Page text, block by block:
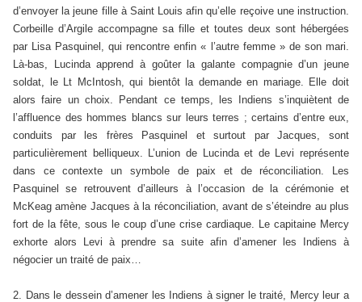
d’envoyer la jeune fille à Saint Louis afin qu’elle reçoive une instruction.
Corbeille d’Argile accompagne sa fille et toutes deux sont hébergées
par Lisa Pasquinel, qui rencontre enfin « l’autre femme » de son mari.
Là-bas, Lucinda apprend à goûter la galante compagnie d’un jeune
soldat, le Lt McIntosh, qui bientôt la demande en mariage. Elle doit
alors faire un choix. Pendant ce temps, les Indiens s’inquiètent de
l’affluence des hommes blancs sur leurs terres ; certains d’entre eux,
conduits par les frères Pasquinel et surtout par Jacques, sont
particulièrement belliqueux. L’union de Lucinda et de Levi représente
dans ce contexte un symbole de paix et de réconciliation. Les
Pasquinel se retrouvent d’ailleurs à l’occasion de la cérémonie et
McKeag amène Jacques à la réconciliation, avant de s’éteindre au plus
fort de la fête, sous le coup d’une crise cardiaque. Le capitaine Mercy
exhorte alors Levi à prendre sa suite afin d’amener les Indiens à
négocier un traité de paix…
2. Dans le dessein d’amener les Indiens à signer le traité, Mercy leur a